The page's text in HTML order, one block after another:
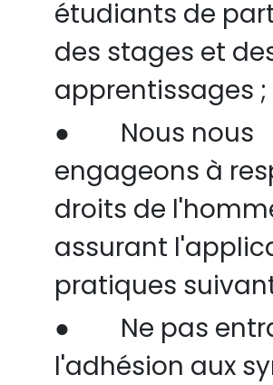
étudiants de
des stages et
apprentissages ;
●
Nous nous
engageons à
droits de
assurant
pratiques
●
Ne pas
l'adhésion aux